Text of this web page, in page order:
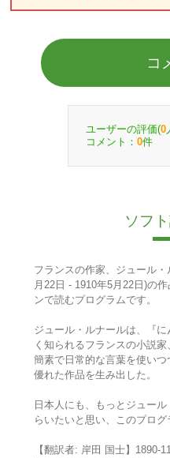
コ
ユーザーの評価(0
コメント： 0件
ソフ
フランスの作家、ジュール
月22日 - 1910年5月22日)の
ンで読むプログラムです。
ジュール・ルナールは、『
く知られるフランスの小説家
簡素で日常的な言葉を使い
優れた作品を生み出した。
日本人にも、もっとジュー
らいたいと思い、このプログ
【翻訳者: 岸田 国士】1890-